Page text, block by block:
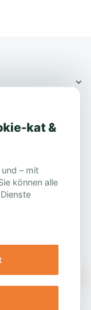
kat &
– mit
können alle